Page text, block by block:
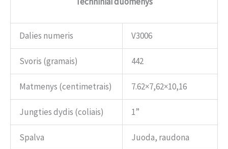
Dalies numeris V3006
Svoris (gramais) 442
Matmenys (centimetrais) 7.62×7,62×10,16
Jungties dydis (coliais) 1”
Spalva Juoda, raudona